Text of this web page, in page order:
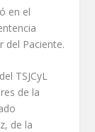
en el
del Paciente.
TSJCyL
de la
de la